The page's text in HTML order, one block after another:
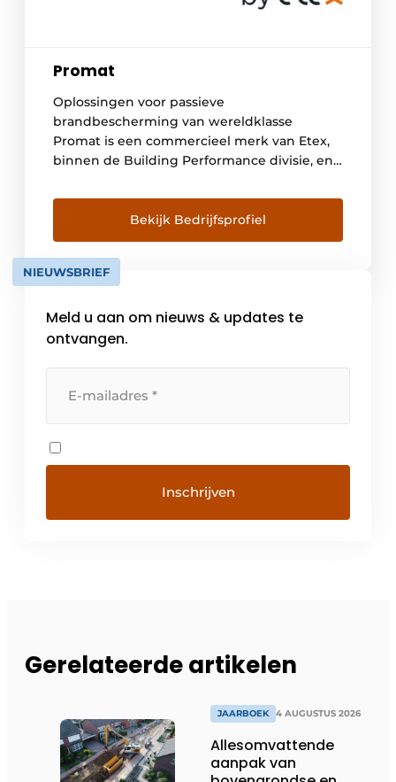
Promat
Oplossingen voor passieve
brandbescherming van wereldklasse
Promat is een commercieel merk van Etex,
binnen de Building Performance divisie, en
van brandwerende calciumsilicaatplaten,
brandwerende intumescerende verven,
brandwerende spuitmortels en een breed
gamma aan Fire Stopping & Fire Sealing
producten. Promat is het merk dat zich
Passieve […]
Bekijk Bedrijfsprofiel
NIEUWSBRIEF
Meld u aan om nieuws & updates te
ontvangen.
Gerelateerde artikelen
JAARBOEK 4 AUGUSTUS 2026
Allesomvattende
aanpak van